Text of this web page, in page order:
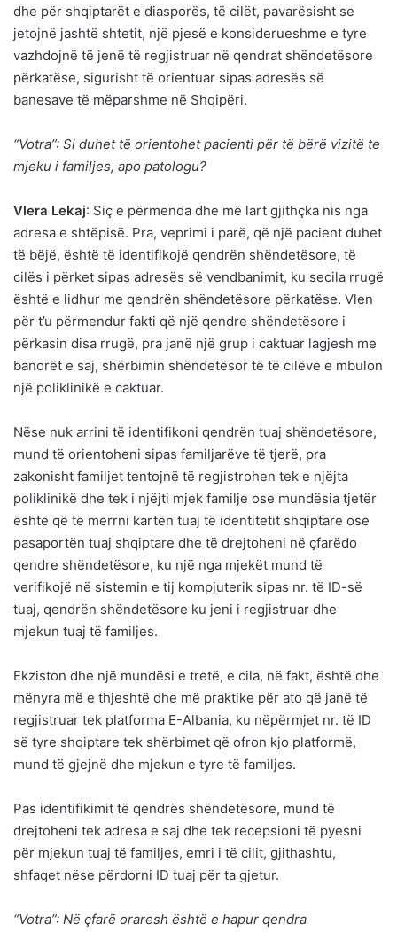
dhe për shqiptarët e diasporës, të cilët, pavarësisht se
jetojnë jashtë shtetit, një pjesë e konsiderueshme e tyre
vazhdojnë të jenë të regjistruar në qendrat shëndetësore
përkatëse, sigurisht të orientuar sipas adresës së
banesave të mëparshme në Shqipëri.
“Votra”: Si duhet të orientohet pacienti për të bërë vizitë te
mjeku i familjes, apo patologu?
Vlera Lekaj: Siç e përmenda dhe më lart gjithçka nis nga
adresa e shtëpisë. Pra, veprimi i parë, që një pacient duhet
të bëjë, është të identifikojë qendrën shëndetësore, të
cilës i përket sipas adresës së vendbanimit, ku secila rrugë
është e lidhur me qendrën shëndetësore përkatëse. Vlen
për t’u përmendur fakti që një qendre shëndetësore i
përkasin disa rrugë, pra janë një grup i caktuar lagjesh me
banorët e saj, shërbimin shëndetësor të të cilëve e mbulon
një poliklinikë e caktuar.
Nëse nuk arrini të identifikoni qendrën tuaj shëndetësore,
mund të orientoheni sipas familjarëve të tjerë, pra
zakonisht familjet tentojnë të regjistrohen tek e njëjta
poliklinikë dhe tek i njëjti mjek familje ose mundësia tjetër
është që të merrni kartën tuaj të identitetit shqiptare ose
pasaportën tuaj shqiptare dhe të drejtoheni në çfarëdo
qendre shëndetësore, ku një nga mjekët mund të
verifikojë në sistemin e tij kompjuterik sipas nr. të ID-së
tuaj, qendrën shëndetësore ku jeni i regjistruar dhe
mjekun tuaj të familjes.
Ekziston dhe një mundësi e tretë, e cila, në fakt, është dhe
mënyra më e thjeshtë dhe më praktike për ato që janë të
regjistruar tek platforma E-Albania, ku nëpërmjet nr. të ID
së tyre shqiptare tek shërbimet që ofron kjo platformë,
mund të gjejnë dhe mjekun e tyre të familjes.
Pas identifikimit të qendrës shëndetësore, mund të
drejtoheni tek adresa e saj dhe tek recepsioni të pyesni
për mjekun tuaj të familjes, emri i të cilit, gjithashtu,
shfaqet nëse përdorni ID tuaj për ta gjetur.
“Votra”: Në çfarë oraresh është e hapur qendra